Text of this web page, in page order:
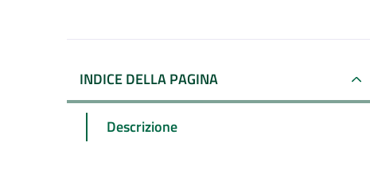
INDICE DELLA PAGINA
Descrizione